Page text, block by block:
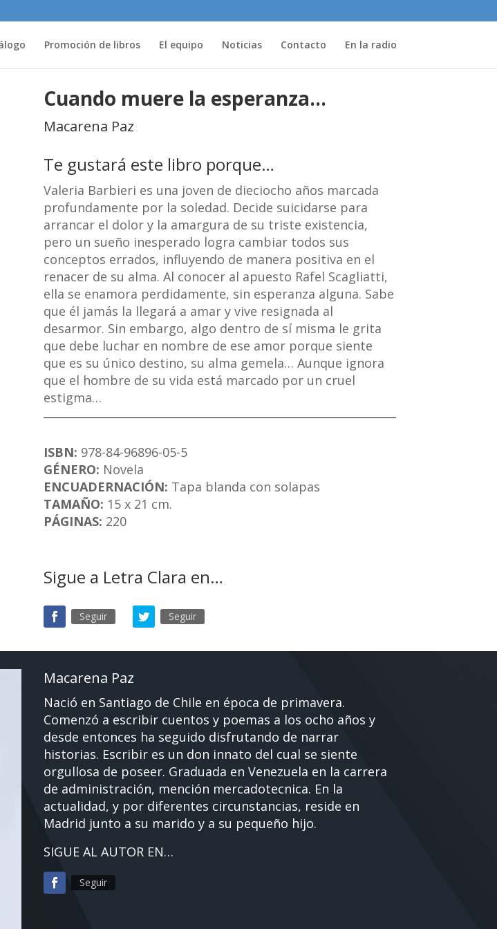
Promoción de libros El equipo Noticias Contacto En la radio
Cuando muere la esperanza…
Macarena Paz
Te gustará este libro porque…
Valeria Barbieri es una joven de dieciocho años marcada
profundamente por la soledad. Decide suicidarse para
arrancar el dolor y la amargura de su triste existencia,
pero un sueño inesperado logra cambiar todos sus
conceptos errados, influyendo de manera positiva en el
renacer de su alma. Al conocer al apuesto Rafel Scagliatti,
ella se enamora perdidamente, sin esperanza alguna. Sabe
que él jamás la llegará a amar y vive resignada al
desarmor. Sin embargo, algo dentro de sí misma le grita
que debe luchar en nombre de ese amor porque siente
que es su único destino, su alma gemela… Aunque ignora
que el hombre de su vida está marcado por un cruel
estigma…
ISBN: 978-84-96896-05-5
GÉNERO: Novela
ENCUADERNACIÓN: Tapa blanda con solapas
TAMAÑO: 15 x 21 cm.
PÁGINAS: 220
Sigue a Letra Clara en…
Seguir Seguir
Macarena Paz
Nació en Santiago de Chile en época de primavera.
Comenzó a escribir cuentos y poemas a los ocho años y
desde entonces ha seguido disfrutando de narrar
historias. Escribir es un don innato del cual se siente
orgullosa de poseer. Graduada en Venezuela en la carrera
de administración, mención mercadotecnica. En la
actualidad, y por diferentes circunstancias, reside en
Madrid junto a su marido y a su pequeño hijo.
SIGUE AL AUTOR EN…
Seguir